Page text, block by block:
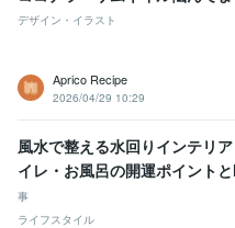
デザイン・イラスト
Aprico Recipe
2026/04/29 10:29
風水で整える水回りインテリ
イレ・お風呂の開運ポイント
事
ライフスタイル